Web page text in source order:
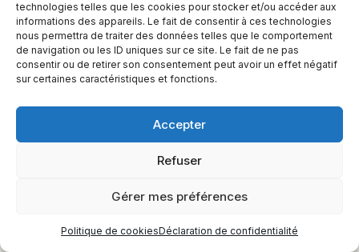
technologies telles que les cookies pour stocker et/ou accéder aux
informations des appareils. Le fait de consentir à ces technologies
nous permettra de traiter des données telles que le comportement
de navigation ou les ID uniques sur ce site. Le fait de ne pas
consentir ou de retirer son consentement peut avoir un effet négatif
sur certaines caractéristiques et fonctions.
Accepter
Refuser
Gérer mes préférences
Politique de cookiesDéclaration de confidentialité
EQUILIBIOS FORMATION Inc. 5748 9e Avenue, Montréal (QC)
H1Y 2J9 Canada